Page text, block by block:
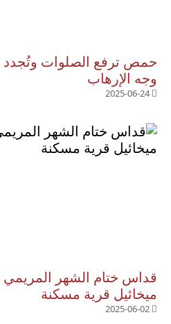
حمص ترفع الصلوات وتُجدد
وجه الإرهاب
2025-06-24
ميخائيل قرية مسكنة
2025-06-02